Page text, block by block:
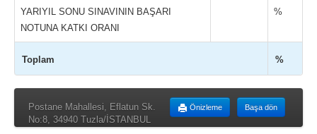
YARIYIL SONU SINAVININ BAŞARI
NOTUNA KATKI ORANI
%
Toplam %
Başa dön
Önizleme
Postane Mahallesi, Eflatun Sk.
No:8, 34940 Tuzla/İSTANBUL